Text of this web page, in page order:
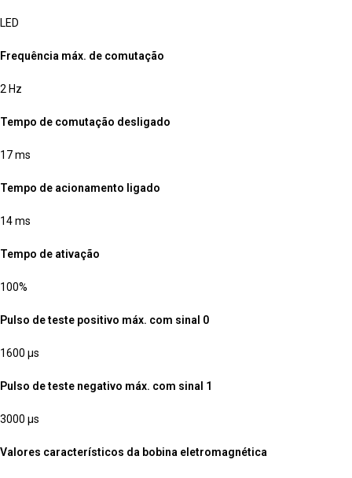
LED
Frequência máx. de comutação
2 Hz
Tempo de comutação desligado
17 ms
Tempo de acionamento ligado
14 ms
Tempo de ativação
100%
Pulso de teste positivo máx. com sinal 0
1600 µs
Pulso de teste negativo máx. com sinal 1
3000 µs
Valores característicos da bobina eletromagnética